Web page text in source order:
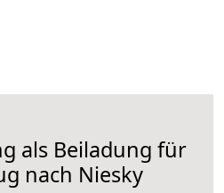
als Beiladung für
nach Niesky